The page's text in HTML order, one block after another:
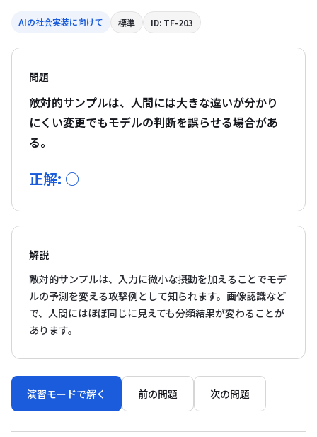
AIの社会実装に向けて 標準 ID: TF-203
問題
敵対的サンプルは、人間には大きな違いが分かり
にくい変更でもモデルの判断を誤らせる場合があ
る。
正解: ○
解説
敵対的サンプルは、入力に微小な摂動を加えることでモデ
ルの予測を変える攻撃例として知られます。画像認識など
で、人間にはほぼ同じに見えても分類結果が変わることが
あります。
演習モードで解く 前の問題 次の問題